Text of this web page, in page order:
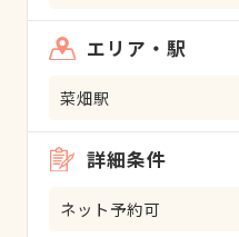
エリア・駅
菜畑駅
詳細条件
ネット予約可